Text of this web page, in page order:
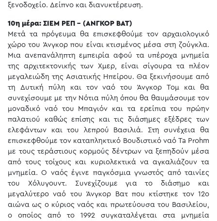
ξενοδοχείο. Δείπνο και διανυκτέρευση.
10η μέρα: ΣΙΕΜ ΡΕΠ - (ΑΝΓΚΟΡ ΒΑΤ)
Μετά τα πρόγευμα θα επισκεφθούμε τον αρχαιολογικό
χώρο του Άνγκορ που είναι κτισμένος μέσα στη ζούγκλα.
Μια ανεπανάληπτη εμπειρία αφού τα υπέροχα μνημεία
της αρχιτεκτονικής των Χμερ, είναι σίγουρα τα πλέον
μεγαλειώδη της Ασιατικής Ηπείρου. Θα ξεκινήσουμε από
τη Δυτική πύλη και τον ναό του Άνγκορ Τομ και θα
συνεχίσουμε με την Νότια πύλη όπου θα θαυμάσουμε τον
μοναδικό ναό του Μπαγιόν και τα ερείπια του πρώην
παλατιού καθώς επίσης και τις διάσημες εξέδρες των
ελεφάντων και του λεπρού Βασιλιά. Στη συνέχεια θα
επισκεφθούμε τον καταπληκτικό Βουδιστικό ναό Ta Prohm
με τους τεράστιους κορμούς δέντρων να ξεπηδούν μέσα
από τους τοίχους και κυριολεκτικά να αγκαλιάζουν τα
μνημεία. Ο ναός έγινε παγκόσμια γνωστός από ταινίες
του Χόλυγουντ. Συνεχίζουμε για το διάσημο και
μεγαλύτερο ναό του Άνγκορ Βατ που κτίστηκε τον 12ο
αιώνα ως ο κύριος ναός και πρωτεύουσα του Βασιλείου,
ο οποίος από το 1992 συγκαταλέγεται στα μνημεία